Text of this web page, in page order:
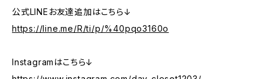
公式LINEお友達追加はこちら↓
https://line.me/R/ti/p/%40pqo3160o
Instagramはこちら↓